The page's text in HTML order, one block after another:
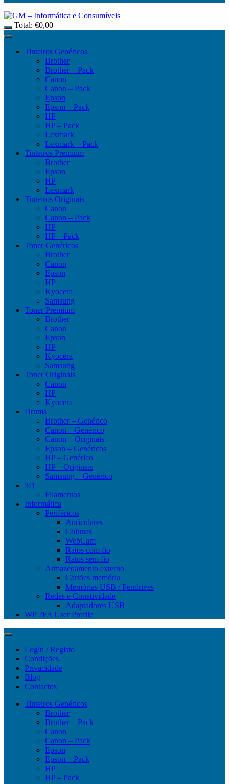
Total: €0,00
Tinteiros Genéricos
Brother
Brother – Pack
Canon
Canon – Pack
Epson
Epson – Pack
HP
HP – Pack
Lexmark
Lexmark – Pack
Tinteiros Premium
Brother
Epson
HP
Lexmark
Tinteiros Originais
Canon
Canon – Pack
HP
HP – Pack
Toner Genéricos
Brother
Canon
Epson
HP
Kyocera
Samsung
Toner Premium
Brother
Canon
Epson
HP
Kyocera
Samsung
Toner Originais
Canon
HP
Kyocera
Drums
Brother – Genérico
Canon – Genérico
Canon – Originais
Epson – Genéricos
HP – Genérico
HP – Originais
Samsung – Genérico
3D
Filamentos
Informática
Periféricos
Auriculares
Colunas
WebCam
Ratos com fio
Ratos sem fio
Armazenamento externo
Cartões memória
Memórias USB / Pendrives
Redes e Conetividade
Adaptadores USB
WP 2FA User Profile
Login / Registo
Condições
Privacidade
Blog
Contactos
Tinteiros Genéricos
Brother
Brother – Pack
Canon
Canon – Pack
Epson
Epson – Pack
HP
HP – Pack